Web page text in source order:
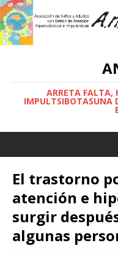
ARRETA FALTA,
IMPULTSIBOTASUNA
El trastorno
atención e
surgir
algunas